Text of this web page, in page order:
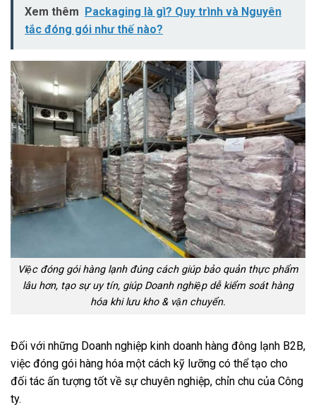
Xem thêm Packaging là gì? Quy trình và Nguyên
tắc đóng gói như thế nào?
Việc đóng gói hàng lạnh đúng cách giúp bảo quản thực phẩm
lâu hơn, tạo sự uy tín, giúp Doanh nghiệp dễ kiểm soát hàng
hóa khi lưu kho & vận chuyển.
Đối với những Doanh nghiệp kinh doanh hàng đông lạnh B2B,
việc đóng gói hàng hóa một cách kỹ lưỡng có thể tạo cho
đối tác ấn tượng tốt về sự chuyên nghiệp, chỉn chu của Công
ty.